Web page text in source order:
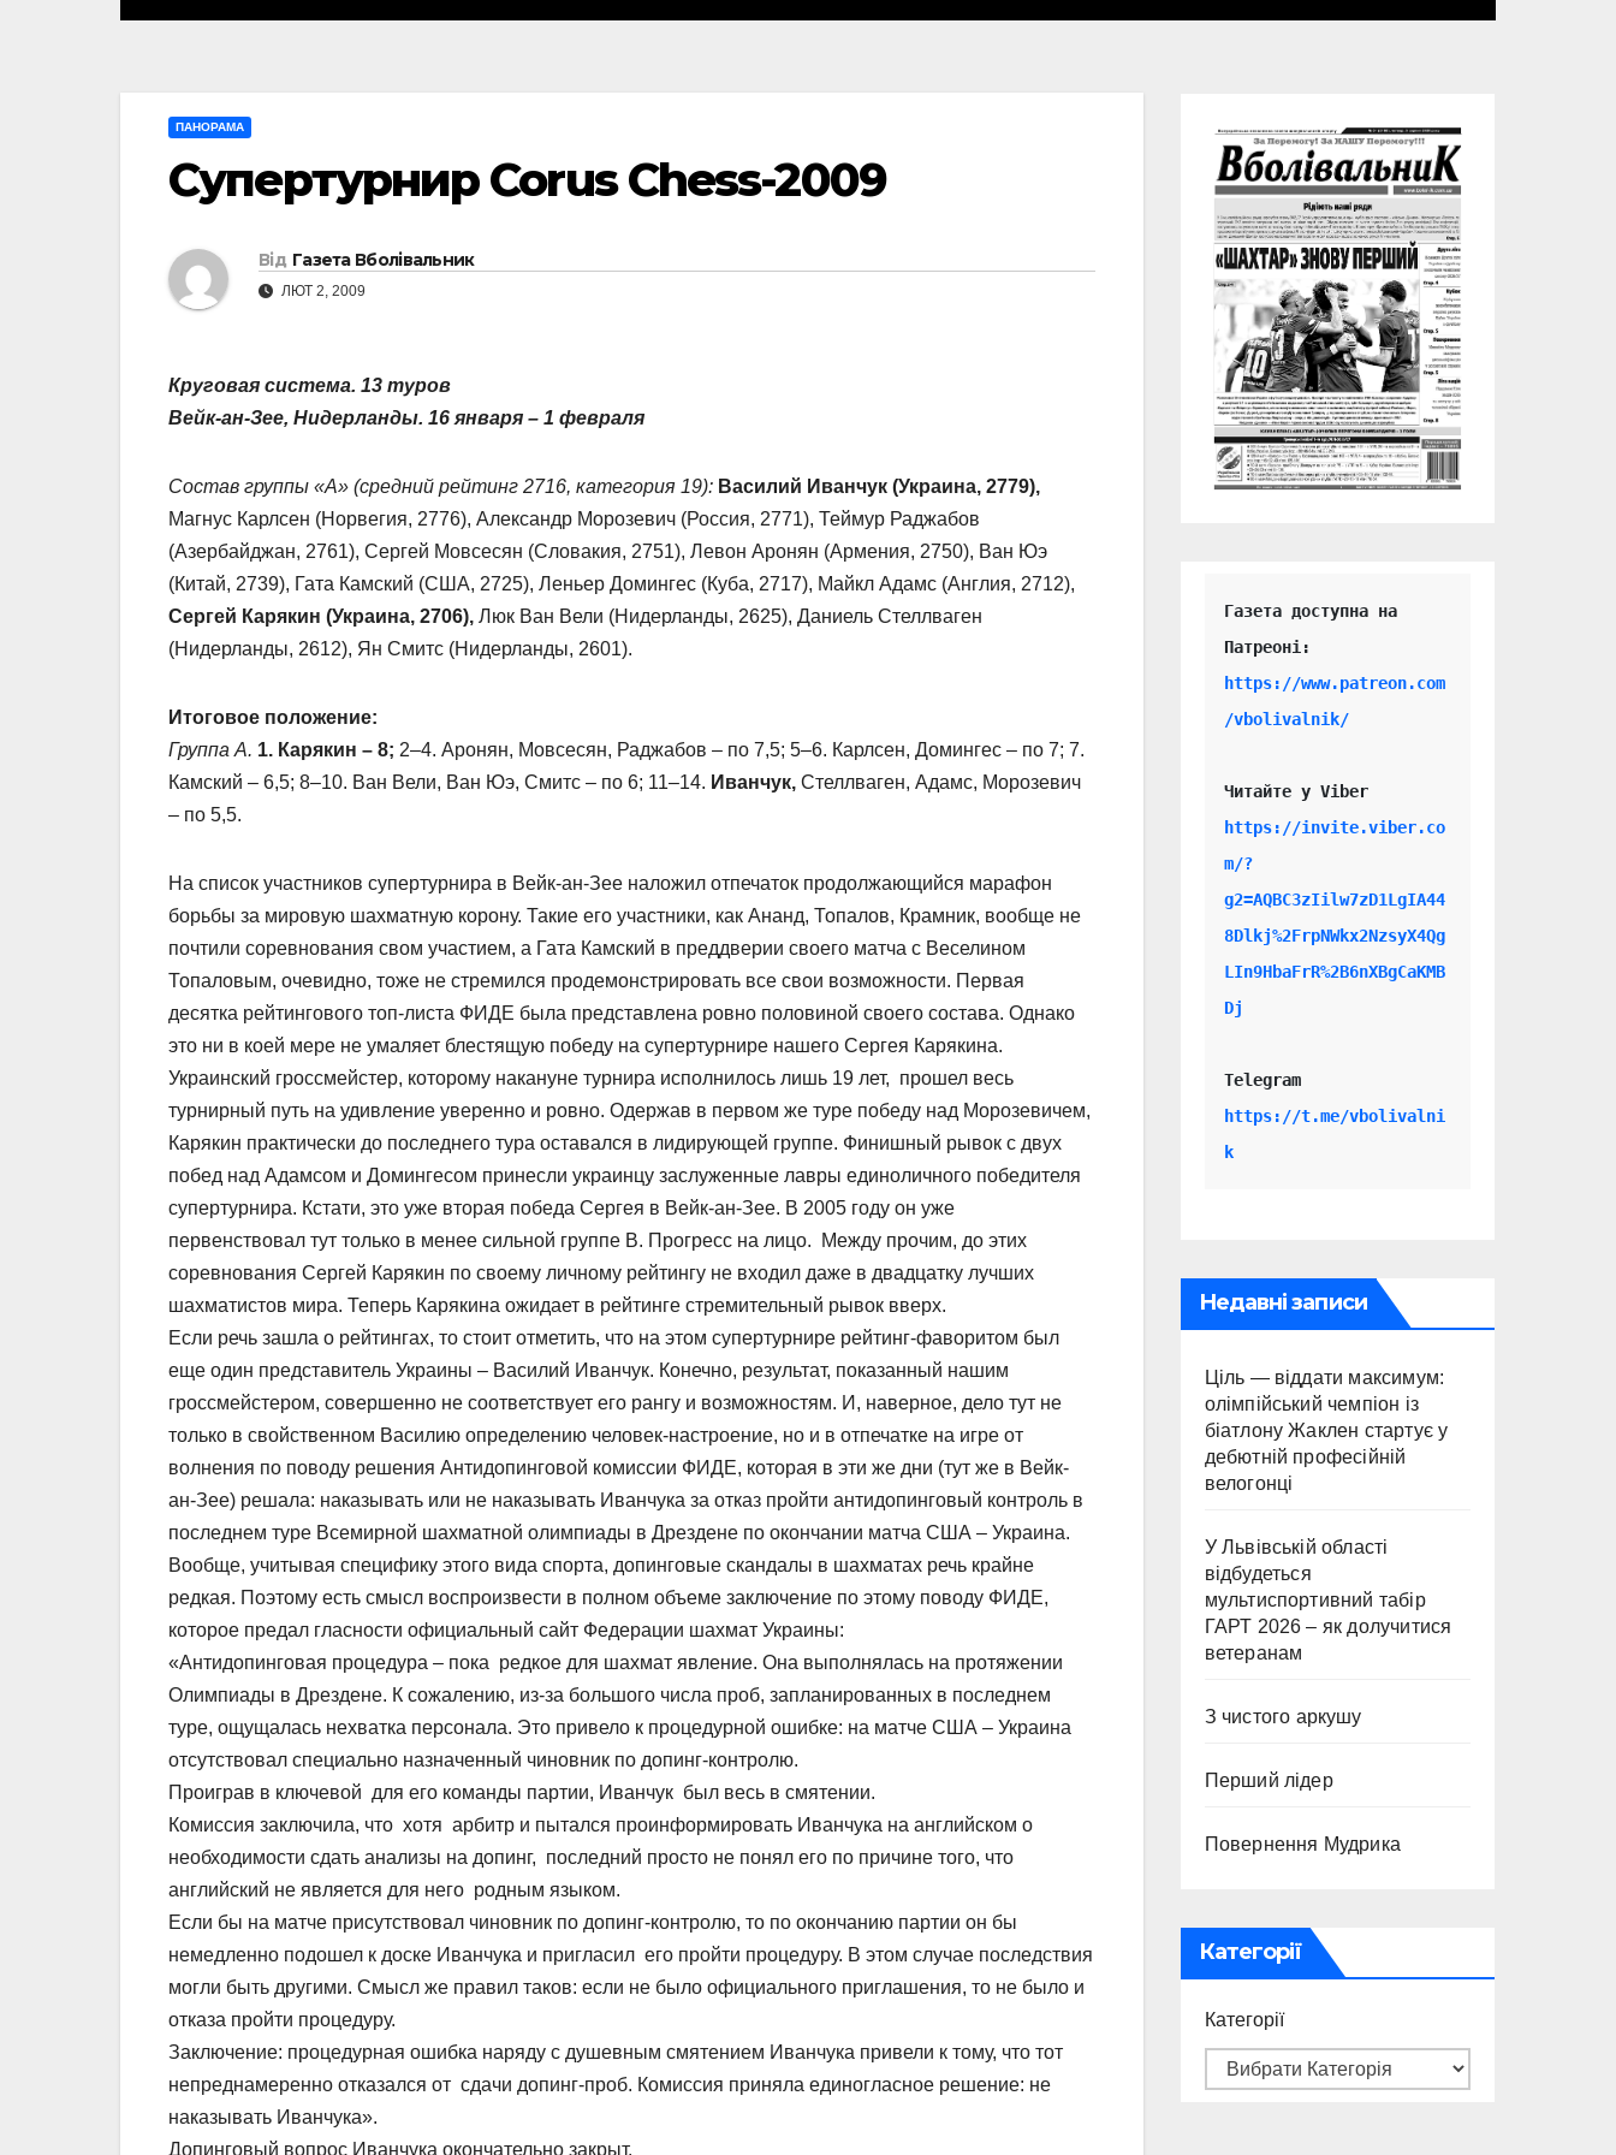
ПАНОРАМА
Супертурнир Corus Chess-2009
Від Газета Вболівальник
ЛЮТ 2, 2009
Круговая система. 13 туров
Вейк-ан-Зее, Нидерланды. 16 января – 1 февраля
Состав группы «А» (средний рейтинг 2716, категория 19): Василий Иванчук (Украина, 2779),
Магнус Карлсен (Норвегия, 2776), Александр Морозевич (Россия, 2771), Теймур Раджабов
(Азербайджан, 2761), Сергей Мовсесян (Словакия, 2751), Левон Аронян (Армения, 2750), Ван Юэ
(Китай, 2739), Гата Камский (США, 2725), Леньер Домингес (Куба, 2717), Майкл Адамс (Англия, 2712),
Сергей Карякин (Украина, 2706), Люк Ван Вели (Нидерланды, 2625), Даниель Стеллваген
(Нидерланды, 2612), Ян Смитс (Нидерланды, 2601).
Итоговое положение:
Группа А. 1. Карякин – 8; 2–4. Аронян, Мовсесян, Раджабов – по 7,5; 5–6. Карлсен, Домингес – по 7; 7.
Камский – 6,5; 8–10. Ван Вели, Ван Юэ, Смитс – по 6; 11–14. Иванчук, Стеллваген, Адамс, Морозевич
– по 5,5.
На список участников супертурнира в Вейк-ан-Зее наложил отпечаток продолжающийся марафон
борьбы за мировую шахматную корону. Такие его участники, как Ананд, Топалов, Крамник, вообще не
почтили соревнования свом участием, а Гата Камский в преддверии своего матча с Веселином
Топаловым, очевидно, тоже не стремился продемонстрировать все свои возможности. Первая
десятка рейтингового топ-листа ФИДЕ была представлена ровно половиной своего состава. Однако
это ни в коей мере не умаляет блестящую победу на супертурнире нашего Сергея Карякина.
Украинский гроссмейстер, которому накануне турнира исполнилось лишь 19 лет, прошел весь
турнирный путь на удивление уверенно и ровно. Одержав в первом же туре победу над Морозевичем,
Карякин практически до последнего тура оставался в лидирующей группе. Финишный рывок с двух
побед над Адамсом и Домингесом принесли украинцу заслуженные лавры единоличного победителя
супертурнира. Кстати, это уже вторая победа Сергея в Вейк-ан-Зее. В 2005 году он уже
первенствовал тут только в менее сильной группе В. Прогресс на лицо. Между прочим, до этих
соревнования Сергей Карякин по своему личному рейтингу не входил даже в двадцатку лучших
шахматистов мира. Теперь Карякина ожидает в рейтинге стремительный рывок вверх.
Если речь зашла о рейтингах, то стоит отметить, что на этом супертурнире рейтинг-фаворитом был
еще один представитель Украины – Василий Иванчук. Конечно, результат, показанный нашим
гроссмейстером, совершенно не соответствует его рангу и возможностям. И, наверное, дело тут не
только в свойственном Василию определению человек-настроение, но и в отпечатке на игре от
волнения по поводу решения Антидопинговой комиссии ФИДЕ, которая в эти же дни (тут же в Вейк-
ан-Зее) решала: наказывать или не наказывать Иванчука за отказ пройти антидопинговый контроль в
последнем туре Всемирной шахматной олимпиады в Дрездене по окончании матча США – Украина.
Вообще, учитывая специфику этого вида спорта, допинговые скандалы в шахматах речь крайне
редкая. Поэтому есть смысл воспроизвести в полном объеме заключение по этому поводу ФИДЕ,
которое предал гласности официальный сайт Федерации шахмат Украины:
«Антидопинговая процедура – пока редкое для шахмат явление. Она выполнялась на протяжении
Олимпиады в Дрездене. К сожалению, из-за большого числа проб, запланированных в последнем
туре, ощущалась нехватка персонала. Это привело к процедурной ошибке: на матче США – Украина
отсутствовал специально назначенный чиновник по допинг-контролю.
Проиграв в ключевой для его команды партии, Иванчук был весь в смятении.
Комиссия заключила, что хотя арбитр и пытался проинформировать Иванчука на английском о
необходимости сдать анализы на допинг, последний просто не понял его по причине того, что
английский не является для него родным языком.
Если бы на матче присутствовал чиновник по допинг-контролю, то по окончанию партии он бы
немедленно подошел к доске Иванчука и пригласил его пройти процедуру. В этом случае последствия
могли быть другими. Смысл же правил таков: если не было официального приглашения, то не было и
отказа пройти процедуру.
Заключение: процедурная ошибка наряду с душевным смятением Иванчука привели к тому, что тот
непреднамеренно отказался от сдачи допинг-проб. Комиссия приняла единогласное решение: не
наказывать Иванчука».
Допинговый вопрос Иванчука окончательно закрыт.
Газета доступна на
https://www.patreon.com
/vbolivalnik/
Читайте у Viber
https://invite.viber.co
m/?
g2=AQBC3zIilw7zD1LgIA44
8Dlkj%2FrpNWkx2NzsyX4Qg
LIn9HbaFrR%2B6nXBgCaKMB
Dj
Telegram
https://t.me/vbolivalni
k
Недавні записи
Ціль — віддати максимум:
олімпійський чемпіон із
біатлону Жаклен стартує у
дебютній професійній
велогонці
У Львівській області
відбудеться
мультиспортивний табір
ГАРТ 2026 – як долучитися
ветеранам
З чистого аркушу
Перший лідер
Повернення Мудрика
Категорії
Категорії